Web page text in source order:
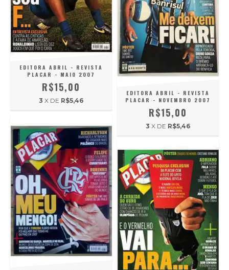
EDITORA ABRIL - REVISTA
PLACAR - MAIO 2007
R$15,00
3 X DE R$5,46
EDITORA ABRIL - REVISTA
PLACAR - NOVEMBRO 2007
R$15,00
3 X DE R$5,46